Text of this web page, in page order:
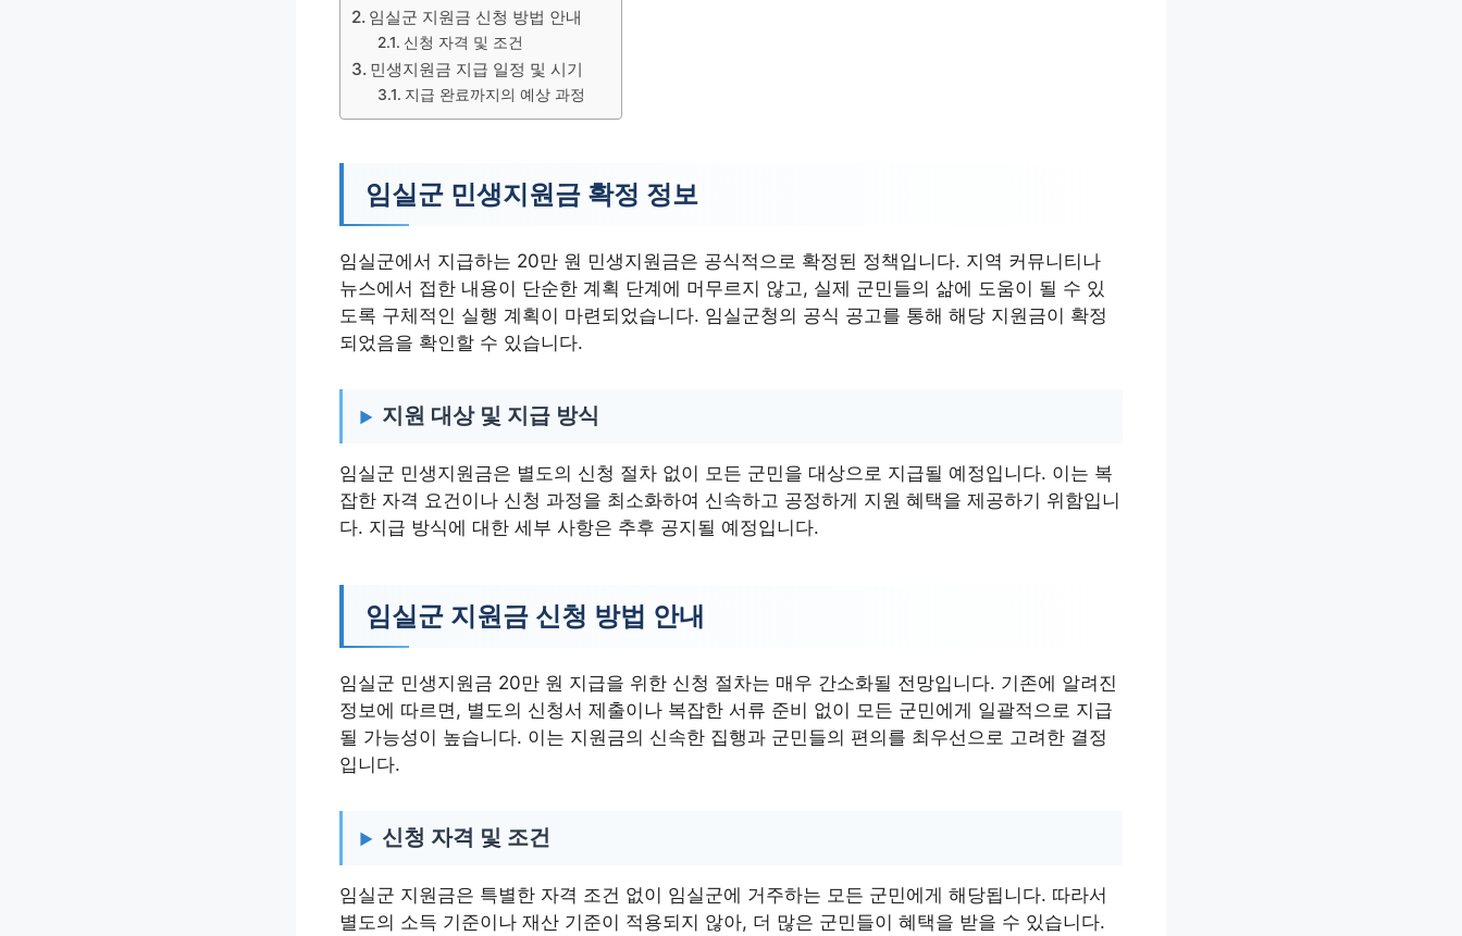
임실군 지원금 신청 방법 안내
신청 자격 및 조건
민생지원금 지급 일정 및 시기
지급 완료까지의 예상 과정
임실군 민생지원금 확정 정보
임실군에서 지급하는 20만 원 민생지원금은 공식적으로 확정된 정책입니다. 지역 커뮤니티나
뉴스에서 접한 내용이 단순한 계획 단계에 머무르지 않고, 실제 군민들의 삶에 도움이 될 수 있
도록 구체적인 실행 계획이 마련되었습니다. 임실군청의 공식 공고를 통해 해당 지원금이 확정
되었음을 확인할 수 있습니다.
지원 대상 및 지급 방식
임실군 민생지원금은 별도의 신청 절차 없이 모든 군민을 대상으로 지급될 예정입니다. 이는 복
잡한 자격 요건이나 신청 과정을 최소화하여 신속하고 공정하게 지원 혜택을 제공하기 위함입니
다. 지급 방식에 대한 세부 사항은 추후 공지될 예정입니다.
임실군 지원금 신청 방법 안내
임실군 민생지원금 20만 원 지급을 위한 신청 절차는 매우 간소화될 전망입니다. 기존에 알려진
정보에 따르면, 별도의 신청서 제출이나 복잡한 서류 준비 없이 모든 군민에게 일괄적으로 지급
될 가능성이 높습니다. 이는 지원금의 신속한 집행과 군민들의 편의를 최우선으로 고려한 결정
입니다.
신청 자격 및 조건
임실군 지원금은 특별한 자격 조건 없이 임실군에 거주하는 모든 군민에게 해당됩니다. 따라서
별도의 소득 기준이나 재산 기준이 적용되지 않아, 더 많은 군민들이 혜택을 받을 수 있습니다.